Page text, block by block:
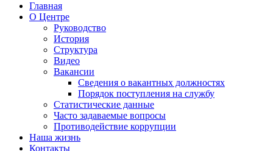
Главная
О Центре
Руководство
История
Структура
Видео
Вакансии
Сведения о вакантных должностях
Порядок поступления на службу
Статистические данные
Часто задаваемые вопросы
Противодействие коррупции
Наша жизнь
Контакты